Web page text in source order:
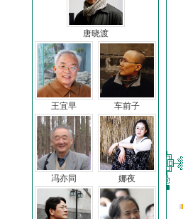
唐晓渡
王宜早 车前子
冯亦同 娜夜